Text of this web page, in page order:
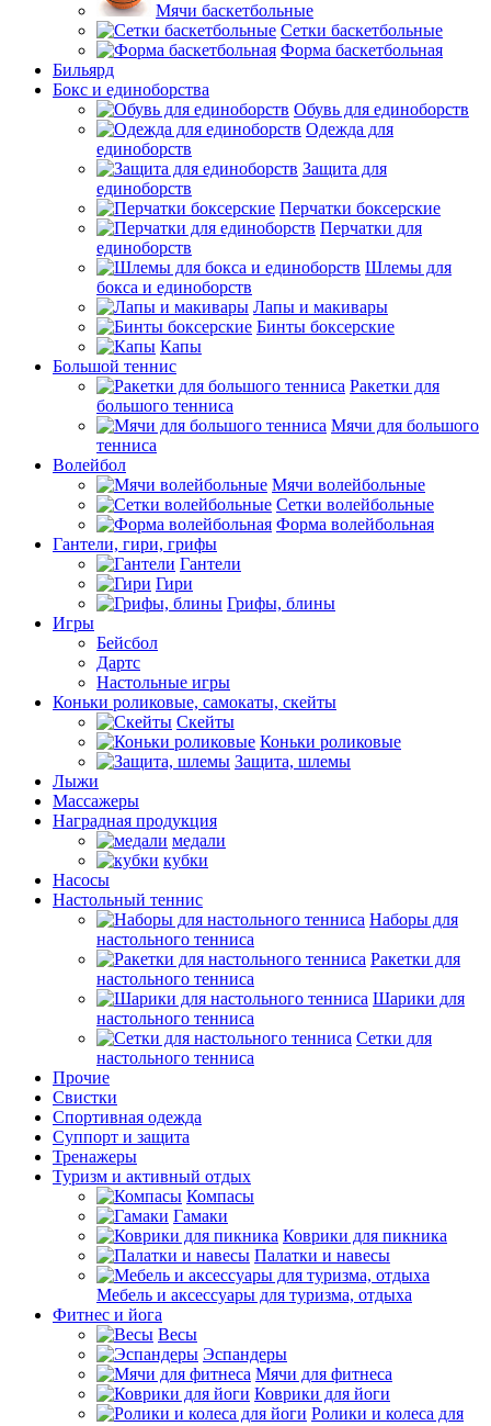
Мячи баскетбольные
Сетки баскетбольные
Форма баскетбольная
Бильярд
Бокс и единоборства
Обувь для единоборств
Одежда для
единоборств
Защита для
единоборств
Перчатки боксерские
Перчатки для
единоборств
Шлемы для
бокса и единоборств
Лапы и макивары
Бинты боксерские
Капы
Большой теннис
Ракетки для
большого тенниса
Мячи для большого
тенниса
Волейбол
Мячи волейбольные
Сетки волейбольные
Форма волейбольная
Гантели, гири, грифы
Гантели
Гири
Грифы, блины
Игры
Бейсбол
Дартс
Настольные игры
Коньки роликовые, самокаты, скейты
Скейты
Коньки роликовые
Защита, шлемы
Лыжи
Массажеры
Наградная продукция
медали
кубки
Насосы
Настольный теннис
Наборы для
настольного тенниса
Ракетки для
настольного тенниса
Шарики для
настольного тенниса
Сетки для
настольного тенниса
Прочие
Свистки
Спортивная одежда
Суппорт и защита
Тренажеры
Туризм и активный отдых
Компасы
Гамаки
Коврики для пикника
Палатки и навесы
Мебель и аксессуары для туризма, отдыха
Фитнес и йога
Весы
Эспандеры
Мячи для фитнеса
Коврики для йоги
Ролики и колеса для